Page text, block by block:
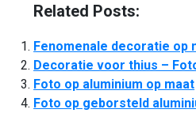
Related Posts:
Fenomenale decoratie op
Decoratie voor thius –
Foto op aluminium op maat
Foto op geborsteld